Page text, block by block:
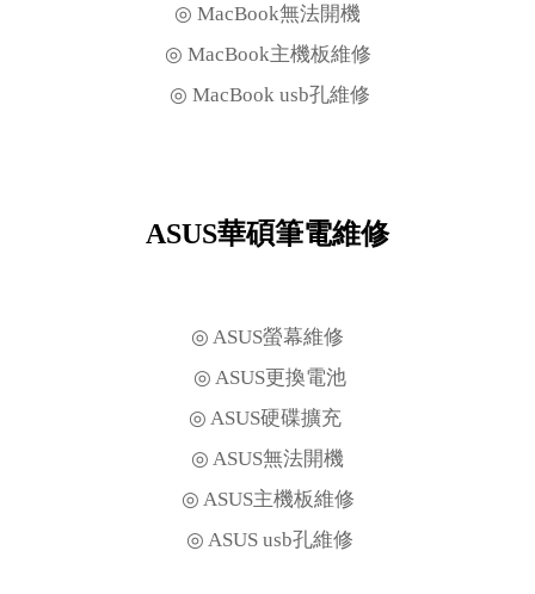
◎ MacBook無法開機
◎ MacBook主機板維修
◎ MacBook usb孔維修
ASUS華碩筆電維修
◎ ASUS螢幕維修
◎ ASUS更換電池
◎ ASUS硬碟擴充
◎ ASUS無法開機
◎ ASUS主機板維修
◎ ASUS usb孔維修